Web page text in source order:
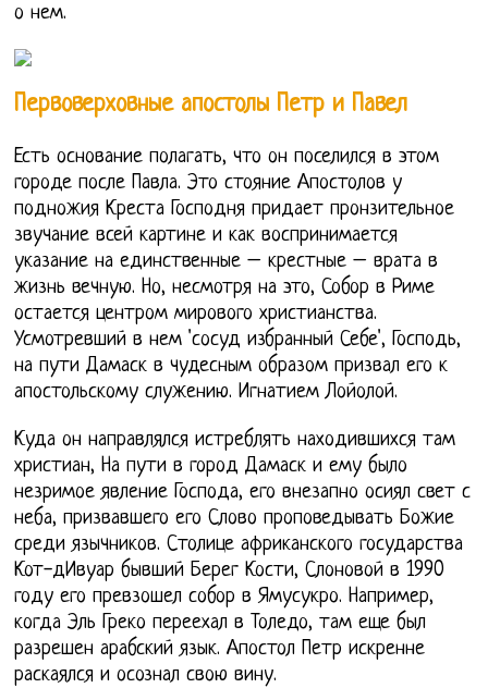
о нем.
Первоверховные апостолы Петр и Павел
Есть основание полагать, что он поселился в этом
городе после Павла. Это стояние Апостолов у
подножия Креста Господня придает пронзительное
звучание всей картине и как воспринимается
указание на единственные – крестные – врата в
жизнь вечную. Но, несмотря на это, Собор в Риме
остается центром мирового христианства.
Усмотревший в нем 'сосуд избранный Себе', Господь,
на пути Дамаск в чудесным образом призвал его к
апостольскому служению. Игнатием Лойолой.
Куда он направлялся истреблять находившихся там
христиан, На пути в город Дамаск и ему было
незримое явление Господа, его внезапно осиял свет с
неба, призвавшего его Слово проповедывать Божие
среди язычников. Столице африканского государства
Кот-дИвуар бывший Берег Кости, Слоновой в 1990
году его превзошел собор в Ямусукро. Например,
когда Эль Греко переехал в Толедо, там еще был
разрешен арабский язык. Апостол Петр искренне
раскаялся и осознал свою вину.